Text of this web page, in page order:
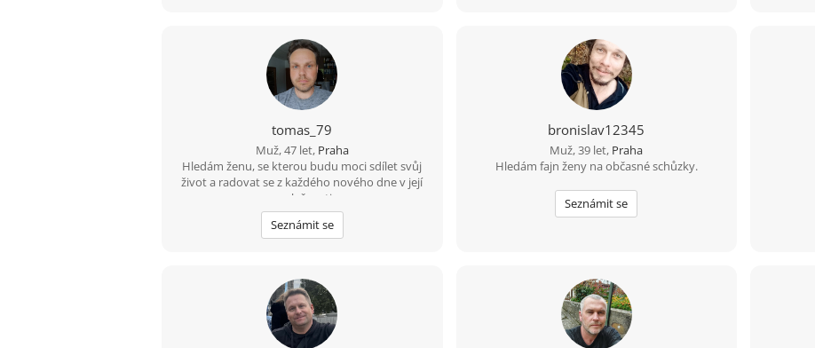
tomas_79
Muž, 47 let, Praha
Hledám ženu, se kterou budu moci sdílet svůj
život a radovat se z každého nového dne v její
společnosti
Seznámit se
bronislav12345
Muž, 39 let, Praha
Hledám fajn ženy na občasné schůzky.
Seznámit se